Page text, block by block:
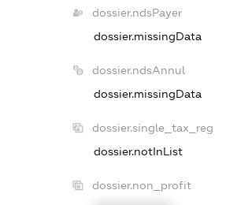
dossier.ndsPayer
dossier.missingData
dossier.ndsAnnul
dossier.missingData
dossier.single_tax_reg
dossier.notInList
dossier.non_profit